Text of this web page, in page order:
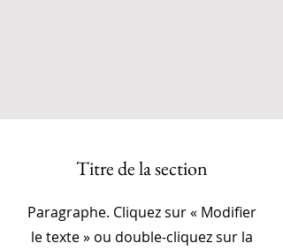
Titre de la section
Paragraphe. Cliquez sur « Modifier
le texte » ou double-cliquez sur la